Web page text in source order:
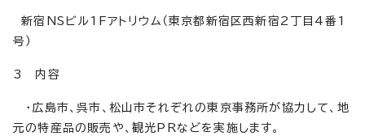
新宿NSビル1Fアトリウム（東京都新宿区西新宿2丁目4番1
号）
3 内容
・広島市、呉市、松山市それぞれの東京事務所が協力して、地
元の特産品の販売や、観光PRなどを実施します。